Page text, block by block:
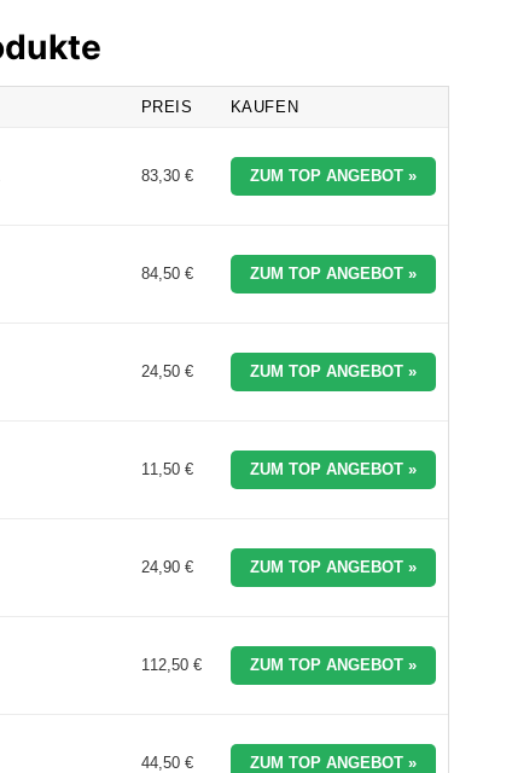
PREIS KAUFEN
83,30 € ZUM TOP ANGEBOT »
84,50 € ZUM TOP ANGEBOT »
24,50 € ZUM TOP ANGEBOT »
11,50 € ZUM TOP ANGEBOT »
24,90 € ZUM TOP ANGEBOT »
112,50 € ZUM TOP ANGEBOT »
44,50 € ZUM TOP ANGEBOT »